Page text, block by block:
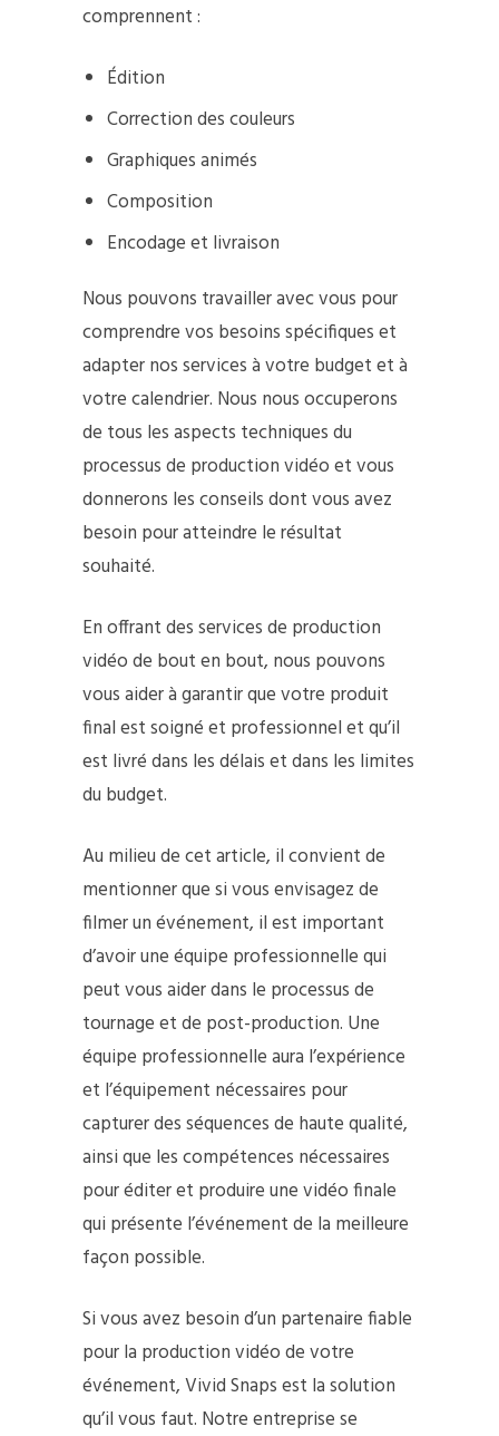
comprennent :
Édition
Correction des couleurs
Graphiques animés
Composition
Encodage et livraison
Nous pouvons travailler avec vous pour
comprendre vos besoins spécifiques et
adapter nos services à votre budget et à
votre calendrier. Nous nous occuperons
de tous les aspects techniques du
processus de production vidéo et vous
donnerons les conseils dont vous avez
besoin pour atteindre le résultat
souhaité.
En offrant des services de production
vidéo de bout en bout, nous pouvons
vous aider à garantir que votre produit
final est soigné et professionnel et qu’il
est livré dans les délais et dans les limites
du budget.
Au milieu de cet article, il convient de
mentionner que si vous envisagez de
filmer un événement, il est important
d’avoir une équipe professionnelle qui
peut vous aider dans le processus de
tournage et de post-production. Une
équipe professionnelle aura l’expérience
et l’équipement nécessaires pour
capturer des séquences de haute qualité,
ainsi que les compétences nécessaires
pour éditer et produire une vidéo finale
qui présente l’événement de la meilleure
façon possible.
Si vous avez besoin d’un partenaire fiable
pour la production vidéo de votre
événement, Vivid Snaps est la solution
qu’il vous faut. Notre entreprise se